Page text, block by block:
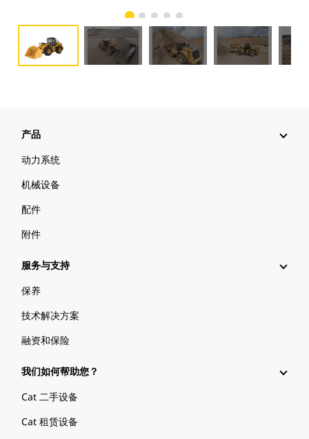
产品
动力系统
机械设备
配件
附件
服务与支持
保养
技术解决方案
融资和保险
我们如何帮助您？
Cat 二手设备
Cat 租赁设备